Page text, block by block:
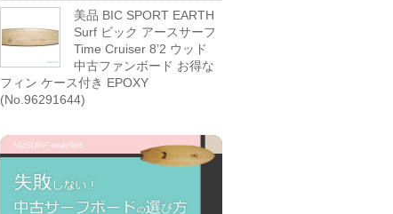
美品 BIC SPORT EARTH
Surf ビック アースサーフ
Time Cruiser 8’2 ウッド
中古ファンボード お得な
フィン ケース付き EPOXY
(No.96291644)